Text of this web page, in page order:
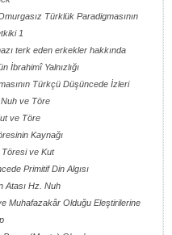
Türklük Paradigmasının
1
terk eden erkekler hakkında
İbrahimî Yalnızlığı
Türkçü Düşüncede İzleri
ve Töre
ve Töre
Kaynağı
ve Kut
Primitif Din Algısı
Atası Hz. Nuh
Muhafazakâr Olduğu Eleştirilerine